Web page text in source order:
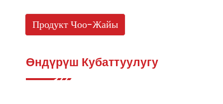
Продукт Чоо-Жайы
Өндүрүш Кубаттуулугу